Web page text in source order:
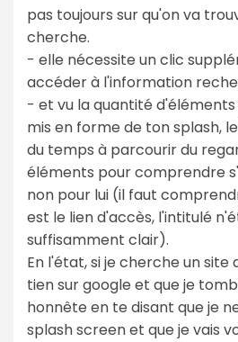
pas toujours sur qu'on va
cherche.
- elle nécessite un clic
accéder à l'information
- et vu la quantité
mis en forme de ton splash,
du temps à parcourir du
éléments pour comprendre
non pour lui (il faut
est le lien d'accès, l'intitulé
suffisamment clair).
En l'état, si je cherche un site
tien sur google et que je
honnête en te disant que je
splash screen et que je vais